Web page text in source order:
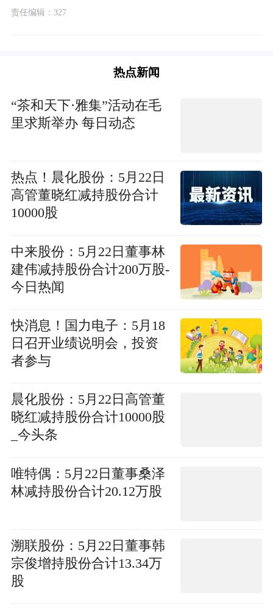
责任编辑：327
热点新闻
“茶和天下·雅集”活动在毛
里求斯举办 每日动态
热点！晨化股份：5月22日
高管董晓红减持股份合计
10000股
中来股份：5月22日董事林
建伟减持股份合计200万股-
今日热闻
快消息！国力电子：5月18
日召开业绩说明会，投资
者参与
晨化股份：5月22日高管董
晓红减持股份合计10000股
_今头条
唯特偶：5月22日董事桑泽
林减持股份合计20.12万股
溯联股份：5月22日董事韩
宗俊增持股份合计13.34万
股